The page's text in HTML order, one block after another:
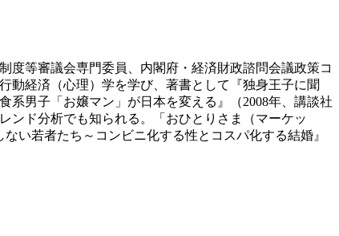
度等審議会専門委員、内閣府・経済財政諮問会議政策コ
動経済（心理）学を学び、著書として『独身王子に聞
系男子「お嬢マン」が日本を変える』（2008年、講談社
ンド分析でも知られる。「おひとりさま（マーケッ
い若者たち～コンビニ化する性とコスパ化する結婚』